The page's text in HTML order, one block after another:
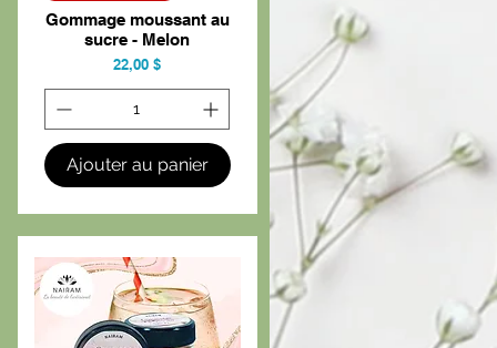
Gommage moussant au
sucre - Melon
Prix
22,00 $
Ajouter au panier